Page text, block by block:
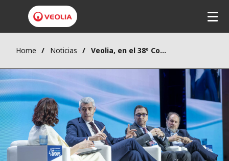
Home Noticias Veolia, en el 38º Congreso DAQUAS